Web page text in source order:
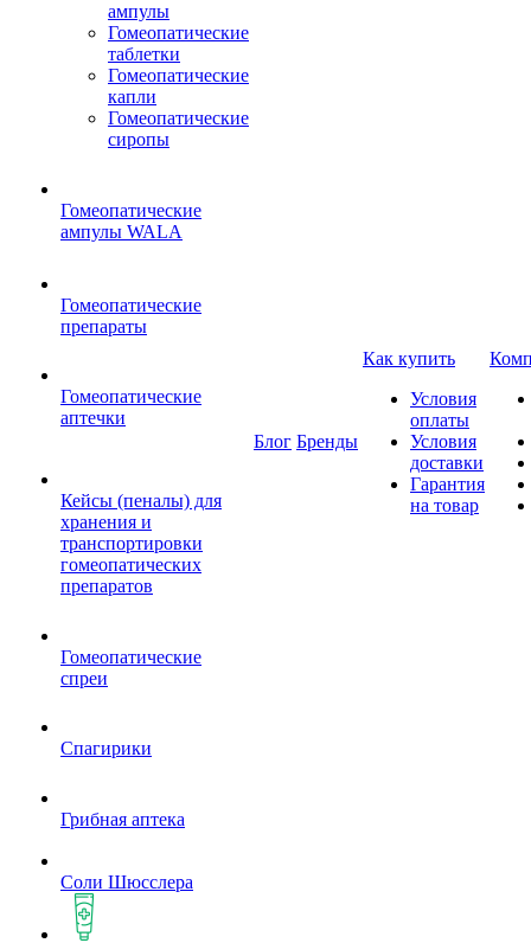
ампулы
Гомеопатические
таблетки
Гомеопатические
капли
Гомеопатические
сиропы
Гомеопатические
ампулы WALA
Гомеопатические
препараты
Гомеопатические
аптечки
Кейсы (пеналы) для
хранения и
транспортировки
гомеопатических
препаратов
Гомеопатические
спреи
Спагирики
Грибная аптека
Соли Шюсслера
Блог Бренды
Как купить
Условия
оплаты
Условия
доставки
Гарантия
на товар